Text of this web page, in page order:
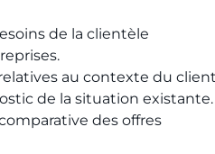
de la clientèle
au contexte du
de la situation existante.
des offres